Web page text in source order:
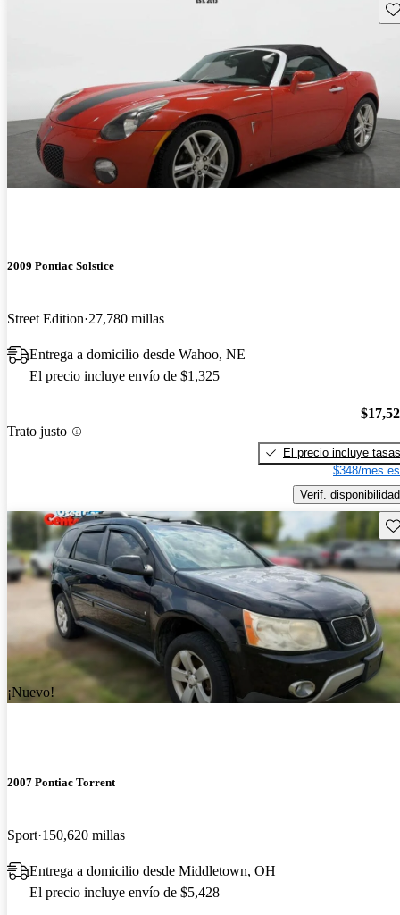
2009 Pontiac Solstice
Street Edition 27,780 millas
Entrega a domicilio desde Wahoo, NE
El precio incluye envío de $1,325
Trato justo
El precio incluye tasas
$348/mes
Verif. disponibilidad
¡Nuevo!
2007 Pontiac Torrent
Sport 150,620 millas
Entrega a domicilio desde Middletown, OH
El precio incluye envío de $5,428